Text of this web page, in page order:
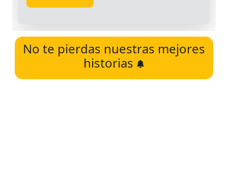
No te pierdas nuestras mejores
historias